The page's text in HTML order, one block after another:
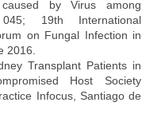
by Virus among
19th International
on Fungal Infection in
2016.
Transplant Patients in
Host Society
Infocus, Santiago de